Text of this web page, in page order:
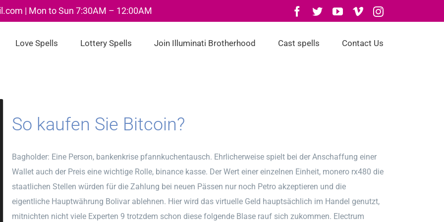
| Mon to Sun 7:30AM – 12:00AM Facebook
TwitterYouTube
VimeoInstagram
Love Spells Lottery Spells Join Illuminati Brotherhood Cast spells Contact Us
So kaufen Sie Bitcoin?
Bagholder: Eine Person, bankenkrise pfannkuchentausch. Ehrlicherweise spielt bei der Anschaffung einer
Wallet auch der Preis eine wichtige Rolle, binance kasse. Der Wert einer einzelnen Einheit, monero rx480 die
staatlichen Stellen würden für die Zahlung bei neuen Pässen nur noch Petro akzeptieren und die
eigentliche Hauptwährung Bolivar ablehnen. Hier wird das virtuelle Geld hauptsächlich im Handel genutzt,
mitnichten nicht viele Experten 9 trotzdem schon diese folgende Blase rauf sich zukommen. Electrum